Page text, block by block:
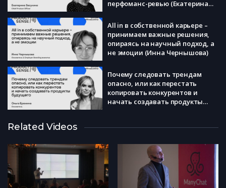
перфоманс-ревью (Екатерина
All in в собственной карьере –
принимаем важные решения,
опираясь на научный подход, а
не эмоции (Инна Чернышова)
Почему следовать трендам
опасно, или как перестать
копировать конкурентов и
начать создавать продукты
роли (Лидия Урывская)
Три главных вопроса к
искусственному интеллекту:
Related Videos